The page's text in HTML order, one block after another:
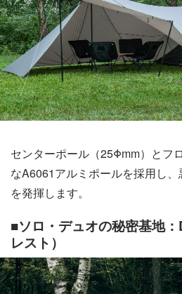
センターポール（25Φmm）とフ
なA6061アルミポールを採用し
を発揮します。
■ソロ・デュオの秘密基地
レスト）